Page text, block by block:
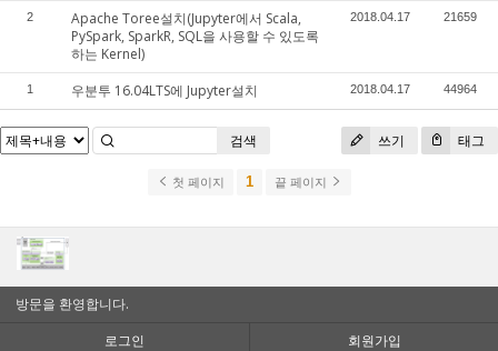
2
Apache Toree설치(Jupyter에서 Scala,
PySpark, SparkR, SQL을 사용할 수 있도록
하는 Kernel)
2018.04.17 21659
1 우분투 16.04LTS에 Jupyter설치 2018.04.17 44964
쓰기 태그
검색
첫 페이지 1 끝 페이지
방문을 환영합니다.
로그인
회원가입